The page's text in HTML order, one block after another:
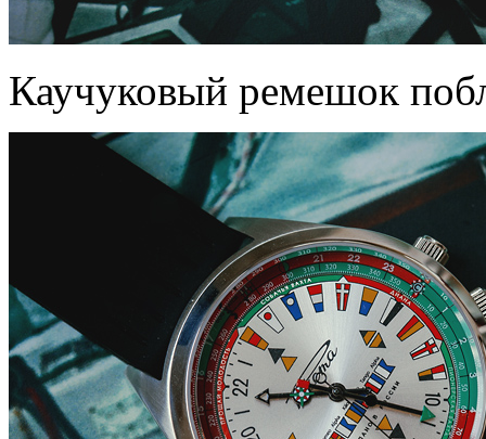
Каучуковый ремешок